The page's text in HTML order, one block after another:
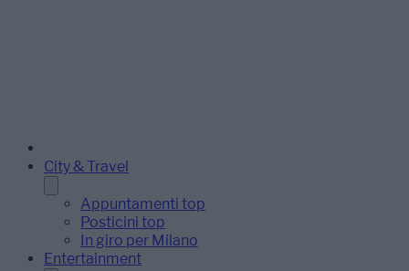
City & Travel
Appuntamenti top
Posticini top
In giro per Milano
Entertainment